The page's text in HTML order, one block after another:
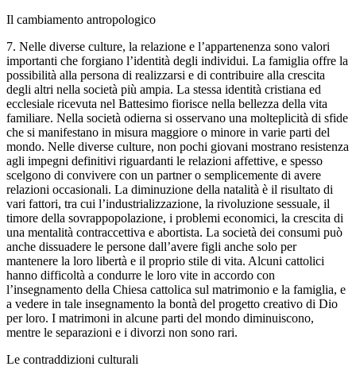
Il cambiamento antropologico
7. Nelle diverse culture, la relazione e l’appartenenza sono valori
importanti che forgiano l’identità degli individui. La famiglia offre la
possibilità alla persona di realizzarsi e di contribuire alla crescita
degli altri nella società più ampia. La stessa identità cristiana ed
ecclesiale ricevuta nel Battesimo fiorisce nella bellezza della vita
familiare. Nella società odierna si osservano una molteplicità di sfide
che si manifestano in misura maggiore o minore in varie parti del
mondo. Nelle diverse culture, non pochi giovani mostrano resistenza
agli impegni definitivi riguardanti le relazioni affettive, e spesso
scelgono di convivere con un partner o semplicemente di avere
relazioni occasionali. La diminuzione della natalità è il risultato di
vari fattori, tra cui l’industrializzazione, la rivoluzione sessuale, il
timore della sovrappopolazione, i problemi economici, la crescita di
una mentalità contraccettiva e abortista. La società dei consumi può
anche dissuadere le persone dall’avere figli anche solo per
mantenere la loro libertà e il proprio stile di vita. Alcuni cattolici
hanno difficoltà a condurre le loro vite in accordo con
l’insegnamento della Chiesa cattolica sul matrimonio e la famiglia, e
a vedere in tale insegnamento la bontà del progetto creativo di Dio
per loro. I matrimoni in alcune parti del mondo diminuiscono,
mentre le separazioni e i divorzi non sono rari.
Le contraddizioni culturali